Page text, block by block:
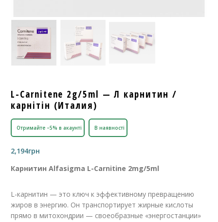
L-Carnitene 2g/5ml — Л карнитин /
карнітін (Италия)
Отримайте –5% в акаунті В наявності
2,194грн
Карнитин Alfasigma L-Carnitine 2mg/5ml
L-карнитин — это ключ к эффективному превращению
жиров в энергию. Он транспортирует жирные кислоты
прямо в митохондрии — своеобразные «энергостанции»